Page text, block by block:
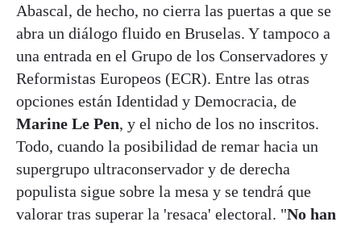
Abascal, de hecho, no cierra las puertas a que se
abra un diálogo fluido en Bruselas. Y tampoco a
una entrada en el Grupo de los Conservadores y
Reformistas Europeos (ECR). Entre las otras
opciones están Identidad y Democracia, de
Marine Le Pen, y el nicho de los no inscritos.
Todo, cuando la posibilidad de remar hacia un
supergrupo ultraconservador y de derecha
populista sigue sobre la mesa y se tendrá que
valorar tras superar la 'resaca' electoral. "No han